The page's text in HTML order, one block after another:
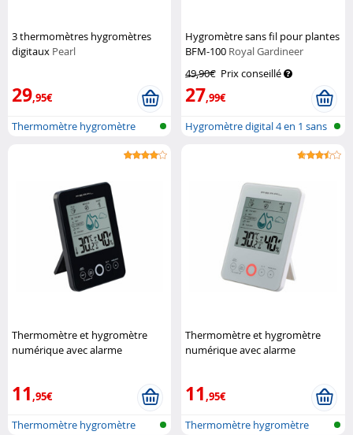
3 thermomètres hygromètres
digitaux Pearl
29,95€
Thermomètre hygromètre
Hygromètre sans fil pour plantes
BFM-100 Royal Gardineer
49,90€ Prix conseillé
27,99€
Hygromètre digital 4 en 1 sans
Thermomètre et hygromètre
numérique avec alarme
11,95€
Thermomètre hygromètre
Thermomètre et hygromètre
numérique avec alarme
11,95€
Thermomètre hygromètre